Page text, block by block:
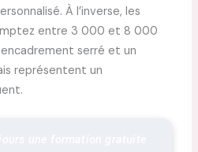
À l’inverse, les
entre 3 000 et 8 000
serré et un
représentent un